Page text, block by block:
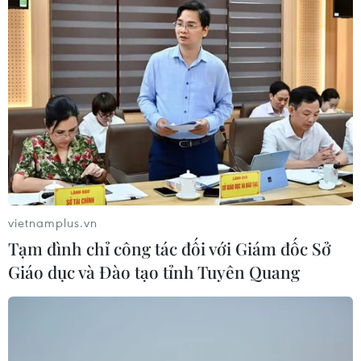
09/08/2026 03:15
Chính phủ Mỹ giải mật đợt 5 hồ sơ
UFO
09/08/2026 03:02
Thái Lan xây dựng tiêu chuẩn an
toàn trường học quốc gia sau vụ xả
súng
vietnamplus.vn
Tạm đình chỉ công tác đối với Giám đốc Sở
Giáo dục và Đào tạo tỉnh Tuyên Quang